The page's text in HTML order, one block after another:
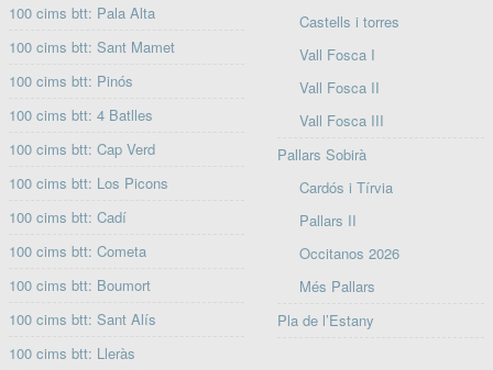
100 cims btt: Pala Alta
100 cims btt: Sant Mamet
100 cims btt: Pinós
100 cims btt: 4 Batlles
100 cims btt: Cap Verd
100 cims btt: Los Picons
100 cims btt: Cadí
100 cims btt: Cometa
100 cims btt: Boumort
100 cims btt: Sant Alís
100 cims btt: Lleràs
Castells i torres
Vall Fosca I
Vall Fosca II
Vall Fosca III
Pallars Sobirà
Cardós i Tírvia
Pallars II
Occitanos 2026
Més Pallars
Pla de l’Estany